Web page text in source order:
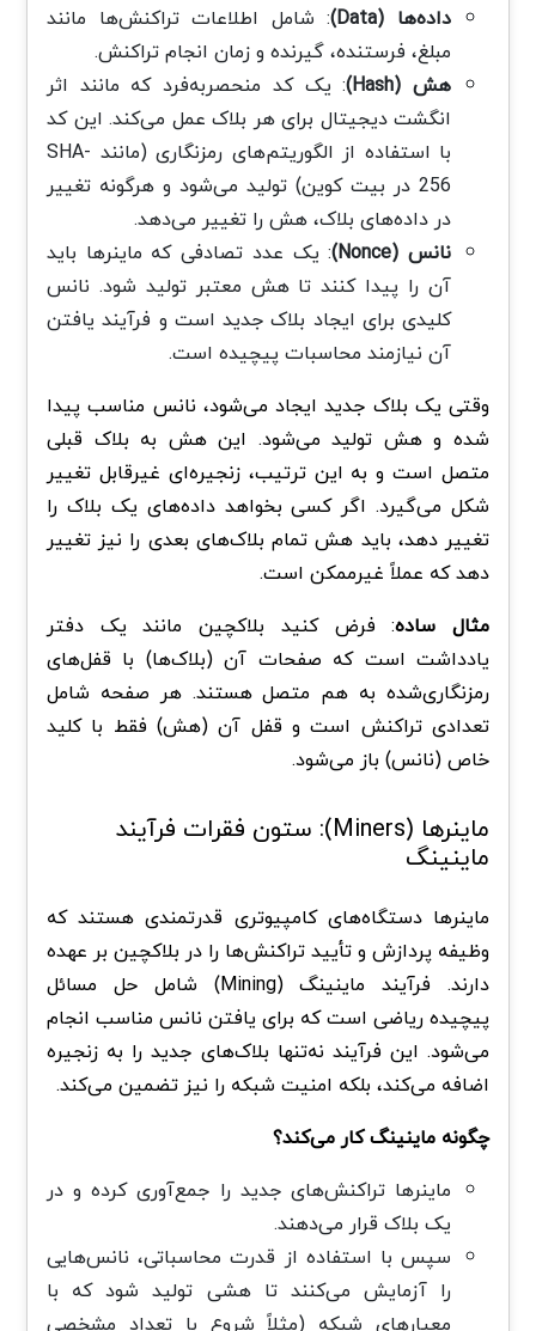
داده‌ها (Data)
: شامل اطلاعات تراکنش‌ها مانند
مبلغ، فرستنده، گیرنده و زمان انجام تراکنش.
هش (Hash)
: یک کد منحصربه‌فرد که مانند اثر
انگشت دیجیتال برای هر بلاک عمل می‌کند. این کد
با استفاده از الگوریتم‌های رمزنگاری (مانند SHA-
256 در بیت‌ کوین) تولید می‌شود و هرگونه تغییر
در داده‌های بلاک، هش را تغییر می‌دهد.
نانس (Nonce)
: یک عدد تصادفی که ماینرها باید
آن را پیدا کنند تا هش معتبر تولید شود. نانس
کلیدی برای ایجاد بلاک جدید است و فرآیند یافتن
آن نیازمند محاسبات پیچیده است.
وقتی یک بلاک جدید ایجاد می‌شود، نانس مناسب پیدا
شده و هش تولید می‌شود. این هش به بلاک قبلی
متصل است و به این ترتیب، زنجیره‌ای غیرقابل تغییر
شکل می‌گیرد. اگر کسی بخواهد داده‌های یک بلاک را
تغییر دهد، باید هش تمام بلاک‌های بعدی را نیز تغییر
دهد که عملاً غیرممکن است.
مثال ساده: فرض کنید بلاکچین مانند یک دفتر
یادداشت است که صفحات آن (بلاک‌ها) با قفل‌های
رمزنگاری‌شده به هم متصل هستند. هر صفحه شامل
تعدادی تراکنش است و قفل آن (هش) فقط با کلید
خاص (نانس) باز می‌شود.
ماینرها (Miners): ستون فقرات فرآیند
ماینینگ
ماینرها دستگاه‌های کامپیوتری قدرتمندی هستند که
وظیفه پردازش و تأیید تراکنش‌ها را در بلاکچین بر عهده
دارند. فرآیند ماینینگ (Mining) شامل حل مسائل
پیچیده ریاضی است که برای یافتن نانس مناسب انجام
می‌شود. این فرآیند نه‌تنها بلاک‌های جدید را به زنجیره
اضافه می‌کند، بلکه امنیت شبکه را نیز تضمین می‌کند.
چگونه ماینینگ کار می‌کند؟
ماینرها تراکنش‌های جدید را جمع‌آوری کرده و در
یک بلاک قرار می‌دهند.
سپس با استفاده از قدرت محاسباتی، نانس‌هایی
را آزمایش می‌کنند تا هشی تولید شود که با
معیارهای شبکه (مثلاً شروع با تعداد مشخصی